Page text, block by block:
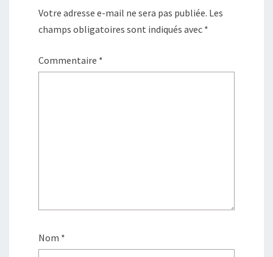
Votre adresse e-mail ne sera pas publiée. Les
champs obligatoires sont indiqués avec *
Commentaire *
Nom *